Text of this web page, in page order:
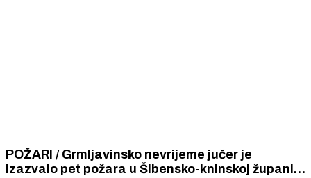
POŽARI / Grmljavinsko nevrijeme jučer je
izazvalo pet požara u Šibensko-kninskoj županiji.